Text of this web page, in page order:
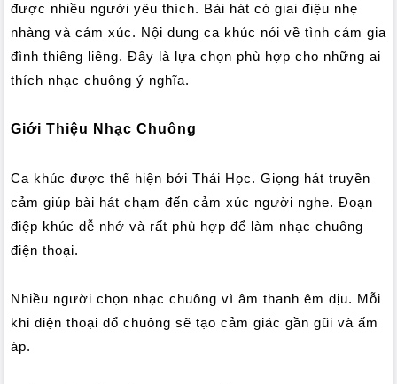
được nhiều người yêu thích. Bài hát có giai điệu nhẹ
nhàng và cảm xúc. Nội dung ca khúc nói về tình cảm gia
đình thiêng liêng. Đây là lựa chọn phù hợp cho những ai
thích nhạc chuông ý nghĩa.
Giới Thiệu Nhạc Chuông
Ca khúc được thể hiện bởi Thái Học. Giọng hát truyền
cảm giúp bài hát chạm đến cảm xúc người nghe. Đoạn
điệp khúc dễ nhớ và rất phù hợp để làm nhạc chuông
điện thoại.
Nhiều người chọn nhạc chuông vì âm thanh êm dịu. Mỗi
khi điện thoại đổ chuông sẽ tạo cảm giác gần gũi và ấm
áp.